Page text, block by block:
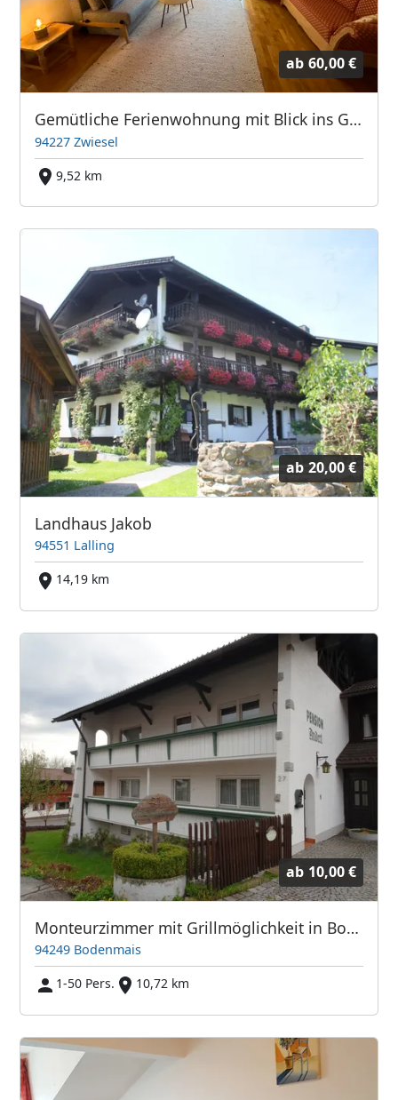
ab 60,00 €
Gemütliche Ferienwohnung mit Blick ins Grüne
94227 Zwiesel
9,52 km
ab 20,00 €
Landhaus Jakob
94551 Lalling
14,19 km
ab 10,00 €
Monteurzimmer mit Grillmöglichkeit in Bodenmais
94249 Bodenmais
1-50 Pers.
10,72 km